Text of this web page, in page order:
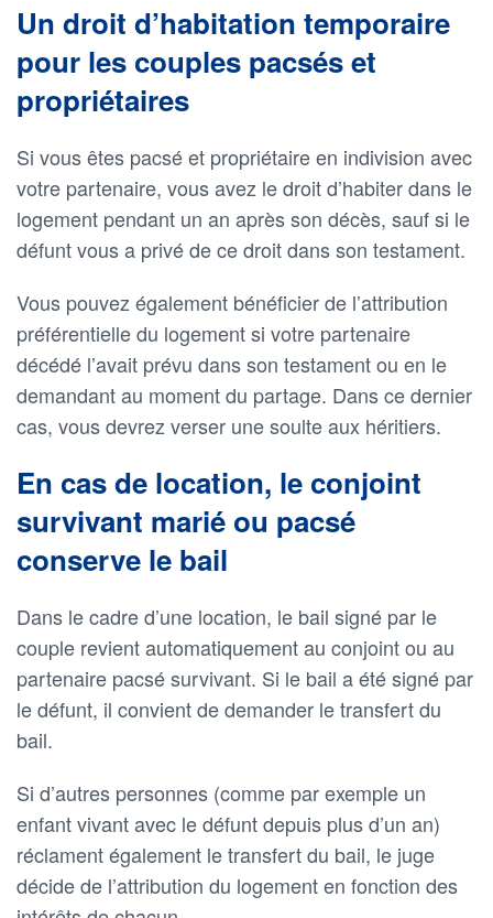
Un droit d’habitation temporaire
pour les couples pacsés et
propriétaires
Si vous êtes pacsé et propriétaire en indivision avec
votre partenaire, vous avez le droit d’habiter dans le
logement pendant un an après son décès, sauf si le
défunt vous a privé de ce droit dans son testament.
Vous pouvez également bénéficier de l’attribution
préférentielle du logement si votre partenaire
décédé l’avait prévu dans son testament ou en le
demandant au moment du partage. Dans ce dernier
cas, vous devrez verser une soulte aux héritiers.
En cas de location, le conjoint
survivant marié ou pacsé
conserve le bail
Dans le cadre d’une location, le bail signé par le
couple revient automatiquement au conjoint ou au
partenaire pacsé survivant. Si le bail a été signé par
le défunt, il convient de demander le transfert du
bail.
Si d’autres personnes (comme par exemple un
enfant vivant avec le défunt depuis plus d’un an)
réclament également le transfert du bail, le juge
décide de l’attribution du logement en fonction des